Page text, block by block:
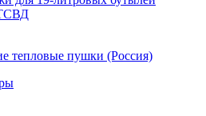
тепловые пушки (Россия)